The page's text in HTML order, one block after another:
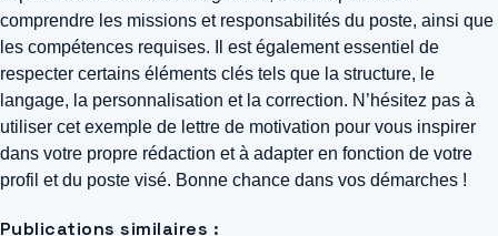
comprendre les missions et responsabilités du poste, ainsi que
les compétences requises. Il est également essentiel de
respecter certains éléments clés tels que la structure, le
langage, la personnalisation et la correction. N’hésitez pas à
utiliser cet exemple de lettre de motivation pour vous inspirer
dans votre propre rédaction et à adapter en fonction de votre
profil et du poste visé. Bonne chance dans vos démarches !
Publications similaires :